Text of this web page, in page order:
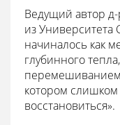
Ведущий автор
из Университета
начиналось как
глубинного
котором
восстановиться».